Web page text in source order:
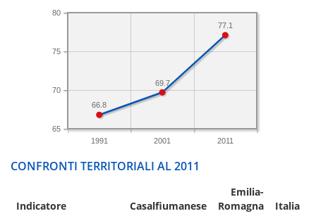
1991 2001 2011
65
70
75
80
77.1
69.7
66.8
CONFRONTI TERRITORIALI AL 2011
Indicatore Casalfiumanese
Emilia-
Romagna
Italia